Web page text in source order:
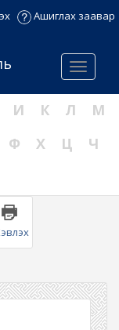
Ашиглах заавар
Menu
И К Л
М
Ф Х Ц
Ч